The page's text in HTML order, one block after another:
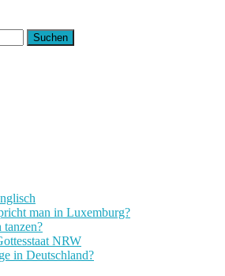
man in Luxemburg?
tanzen?
NRW
in Deutschland?